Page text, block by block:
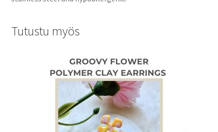
Tutustu myös